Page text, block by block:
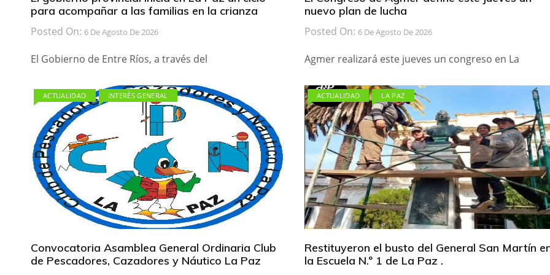
para acompañar a las familias en la crianza
Posted On: 6 De Agosto De 2026
El Gobierno de Entre Ríos, a través del
nuevo plan de lucha
Posted On: 6 De Agosto De 2026
Agmer realizará este jueves un congreso en La
ACTUALIDAD INTERÉS GENERAL
Convocatoria Asamblea General Ordinaria Club
de Pescadores, Cazadores y Náutico La Paz
ACTUALIDAD LA PAZ
Restituyeron el busto del General San Martín
la Escuela N.º 1 de La Paz .